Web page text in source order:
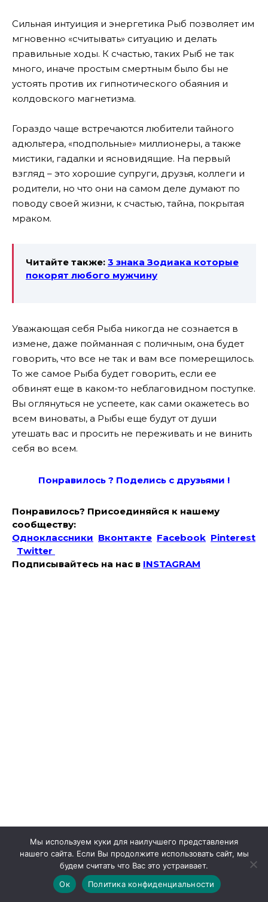
Сильная интуиция и энергетика Рыб позволяет им
мгновенно «считывать» ситуацию и делать
правильные ходы. К счастью, таких Рыб не так
много, иначе простым смертным было бы не
устоять против их гипнотического обаяния и
колдовского магнетизма.
Гораздо чаще встречаются любители тайного
адюльтера, «подпольные» миллионеры, а также
мистики, гадалки и ясновидящие. На первый
взгляд – это хорошие супруги, друзья, коллеги и
родители, но что они на самом деле думают по
поводу своей жизни, к счастью, тайна, покрытая
мраком.
Читайте также: 3 знака Зодиака которые
покорят любого мужчину
Уважающая себя Рыба никогда не сознается в
измене, даже пойманная с поличным, она будет
говорить, что все не так и вам все померещилось.
То же самое Рыба будет говорить, если ее
обвинят еще в каком-то неблаговидном поступке.
Вы оглянуться не успеете, как сами окажетесь во
всем виноваты, а Рыбы еще будут от души
утешать вас и просить не переживать и не винить
себя во всем.
Понравилось ? Поделись с друзьями !
Понравилось? Присоединяйся к нашему
сообществу:
Одноклассники Вконтакте Facebook Pinterest
Twitter
Подписывайтесь на наc в INSTAGRAM
Мы используем куки для наилучшего представления
нашего сайта. Если Вы продолжите использовать сайт, мы
будем считать что Вас это устраивает.
Ок
Политика конфиденциальности